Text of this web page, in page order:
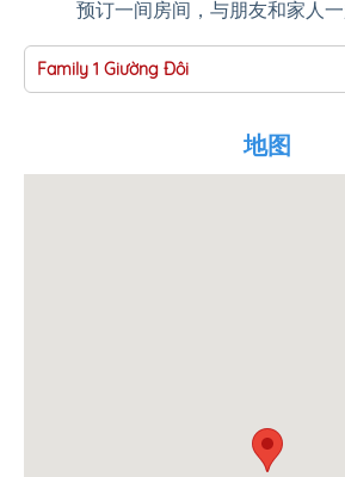
预订一间房间，与朋友和家人
Family 1 Giường Đôi
地图